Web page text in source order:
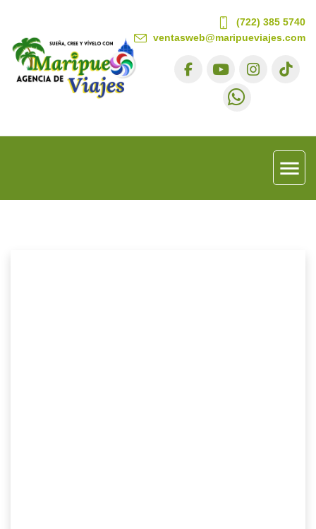
(722) 385 5740
ventasweb@maripueviajes.com
menu